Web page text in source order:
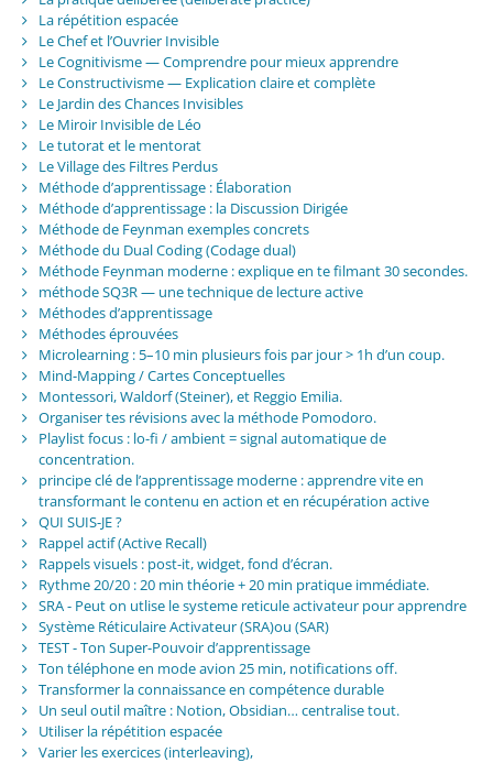
La répétition espacée
Le Chef et l’Ouvrier Invisible
Le Cognitivisme — Comprendre pour mieux apprendre
Le Constructivisme — Explication claire et complète
Le Jardin des Chances Invisibles
Le Miroir Invisible de Léo
Le tutorat et le mentorat
Le Village des Filtres Perdus
Méthode d’apprentissage : Élaboration
Méthode d’apprentissage : la Discussion Dirigée
Méthode de Feynman exemples concrets
Méthode du Dual Coding (Codage dual)
Méthode Feynman moderne : explique en te filmant 30 secondes.
méthode SQ3R — une technique de lecture active
Méthodes d’apprentissage
Méthodes éprouvées
Microlearning : 5–10 min plusieurs fois par jour > 1h d’un coup.
Mind-Mapping / Cartes Conceptuelles
Montessori, Waldorf (Steiner), et Reggio Emilia.
Organiser tes révisions avec la méthode Pomodoro.
Playlist focus : lo-fi / ambient = signal automatique de
concentration.
principe clé de l’apprentissage moderne : apprendre vite en
transformant le contenu en action et en récupération active
QUI SUIS-JE ?
Rappel actif (Active Recall)
Rappels visuels : post-it, widget, fond d’écran.
Rythme 20/20 : 20 min théorie + 20 min pratique immédiate.
SRA - Peut on utlise le systeme reticule activateur pour apprendre
Système Réticulaire Activateur (SRA)ou (SAR)
TEST - Ton Super-Pouvoir d’apprentissage
Ton téléphone en mode avion 25 min, notifications off.
Transformer la connaissance en compétence durable
Un seul outil maître : Notion, Obsidian… centralise tout.
Utiliser la répétition espacée
Varier les exercices (interleaving),